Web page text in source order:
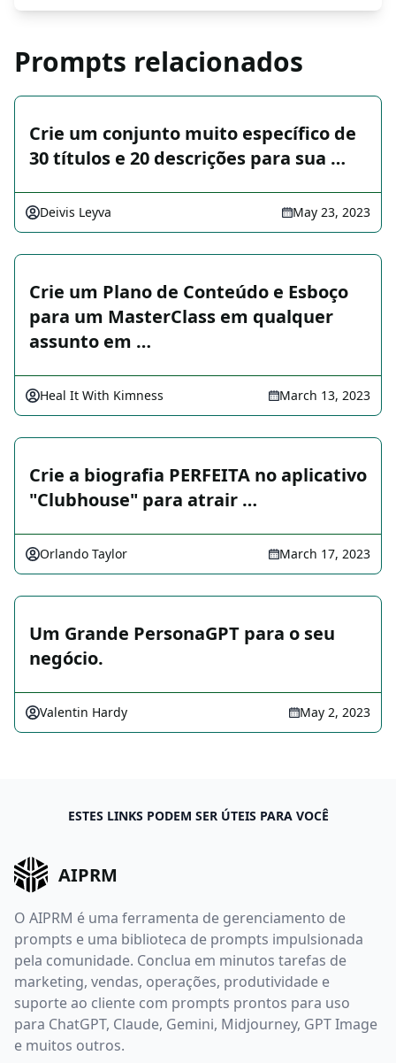
Prompts relacionados
Crie um conjunto muito específico de
30 títulos e 20 descrições para sua …
Deivis Leyva May 23, 2023
Crie um Plano de Conteúdo e Esboço
para um MasterClass em qualquer
assunto em …
Heal It With Kimness March 13, 2023
Crie a biografia PERFEITA no aplicativo
"Clubhouse" para atrair …
Orlando Taylor March 17, 2023
Um Grande PersonaGPT para o seu
negócio.
Valentin Hardy May 2, 2023
ESTES LINKS PODEM SER ÚTEIS PARA VOCÊ
AIPRM
O AIPRM é uma ferramenta de gerenciamento de
prompts e uma biblioteca de prompts impulsionada
pela comunidade. Conclua em minutos tarefas de
marketing, vendas, operações, produtividade e
suporte ao cliente com prompts prontos para uso
para ChatGPT, Claude, Gemini, Midjourney, GPT Image
e muitos outros.